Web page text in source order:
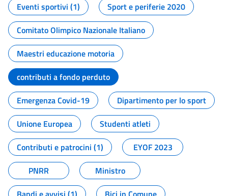
Eventi sportivi (1)
Sport e periferie 2020
Comitato Olimpico Nazionale Italiano
Maestri educazione motoria
contributi a fondo perduto
Emergenza Covid-19
Dipartimento per lo sport
Unione Europea
Studenti atleti
Contributi e patrocini (1)
EYOF 2023
PNRR
Ministro